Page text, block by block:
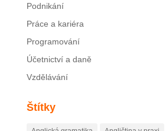
Podnikání
Práce a kariéra
Programování
Účetnictví a daně
Vzdělávání
Štítky